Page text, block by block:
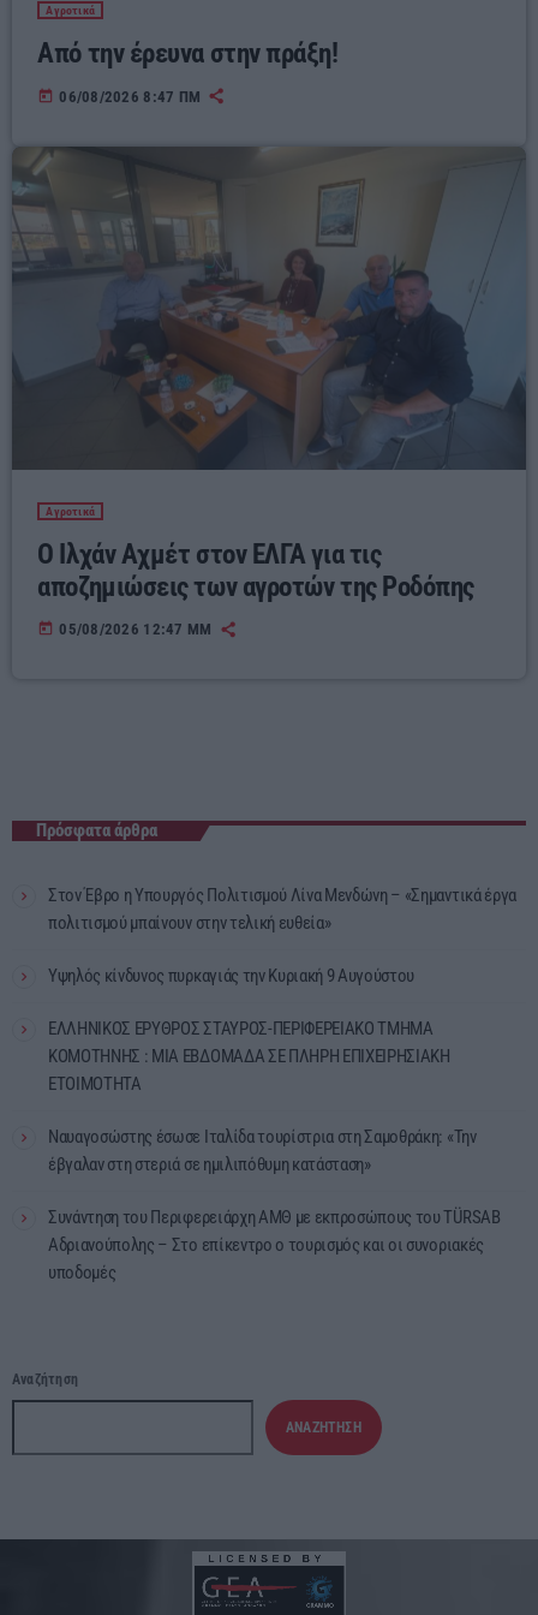
Αγροτικά
Από την έρευνα στην πράξη!
today 06/08/2026 8:47 ΠΜ
Αγροτικά
Ο Ιλχάν Αχμέτ στον ΕΛΓΑ για τις
αποζημιώσεις των αγροτών της Ροδόπης
today 05/08/2026 12:47 ΜΜ
Πρόσφατα άρθρα
Στον Έβρο η Υπουργός Πολιτισμού Λίνα Μενδώνη – «Σημαντικά έργα
πολιτισμού μπαίνουν στην τελική ευθεία»
Υψηλός κίνδυνος πυρκαγιάς την Κυριακή 9 Αυγούστου
ΕΛΛΗΝΙΚΟΣ ΕΡΥΘΡΟΣ ΣΤΑΥΡΟΣ-ΠΕΡΙΦΕΡΕΙΑΚΟ ΤΜΗΜΑ
ΚΟΜΟΤΗΝΗΣ : ΜΙΑ ΕΒΔΟΜΑΔΑ ΣΕ ΠΛΗΡΗ ΕΠΙΧΕΙΡΗΣΙΑΚΗ
ΕΤΟΙΜΟΤΗΤΑ
Ναυαγοσώστης έσωσε Ιταλίδα τουρίστρια στη Σαμοθράκη: «Την
έβγαλαν στη στεριά σε ημιλιπόθυμη κατάσταση»
Συνάντηση του Περιφερειάρχη ΑΜΘ με εκπροσώπους του TÜRSAB
Αδριανούπολης – Στο επίκεντρο ο τουρισμός και οι συνοριακές
υποδομές
Αναζήτηση
ΑΝΑΖΉΤΗΣΗ